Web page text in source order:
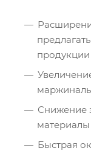
Снижение
Быстрая